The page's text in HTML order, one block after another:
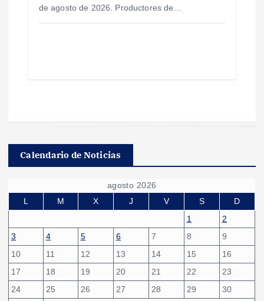
de agosto de 2026. Productores de…
Calendario de Noticias
agosto 2026
L
M X J V S
D
1
2
3
4 5 6 7 8
9
10
11 12 13 14 15
16
17
18 19 20 21 22
23
24
25 26 27 28 29
30